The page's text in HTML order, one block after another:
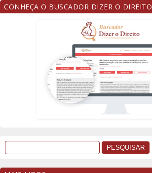
CONHEÇA O BUSCADOR DIZER O DIREITO